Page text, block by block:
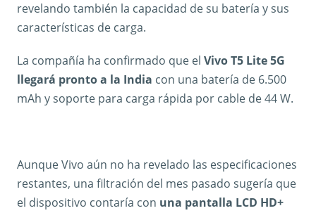
revelando también la capacidad de su batería y sus
características de carga.
La compañía ha confirmado que el Vivo T5 Lite 5G
llegará pronto a la India con una batería de 6.500
mAh y soporte para carga rápida por cable de 44 W.
Aunque Vivo aún no ha revelado las especificaciones
restantes, una filtración del mes pasado sugería que
el dispositivo contaría con una pantalla LCD HD+